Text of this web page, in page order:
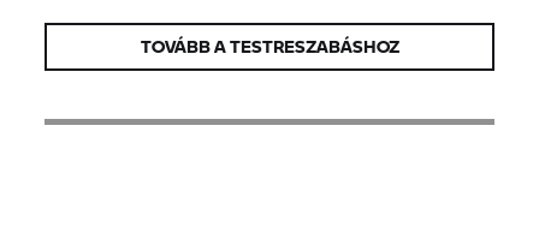
TOVÁBB A TESTRESZABÁSHOZ